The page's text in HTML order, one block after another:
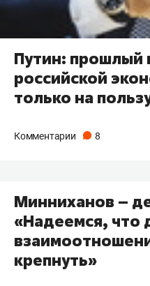
Путин: прошлый
российской
только на
Комментарии 8
Минниханов –
«Надеемся, что
крепнуть»